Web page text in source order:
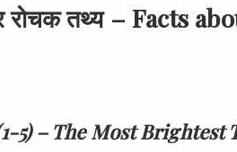
रोचक तथ्य –Facts
5) – The Most Brightest